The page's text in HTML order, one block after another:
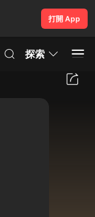
打開 App
探索